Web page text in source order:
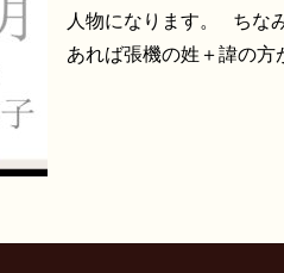
人物になります。 ちな
あれば張機の姓＋諱の